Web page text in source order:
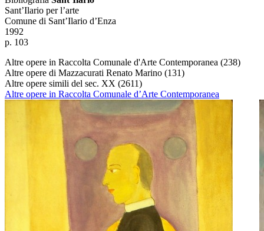
Sant’Ilario per l’arte
Comune di Sant’Ilario d’Enza
1992
p. 103
Altre opere in Raccolta Comunale d'Arte Contemporanea (238)
Altre opere di Mazzacurati Renato Marino (131)
Altre opere simili del sec. XX (2611)
Altre opere in Raccolta Comunale d’Arte Contemporanea